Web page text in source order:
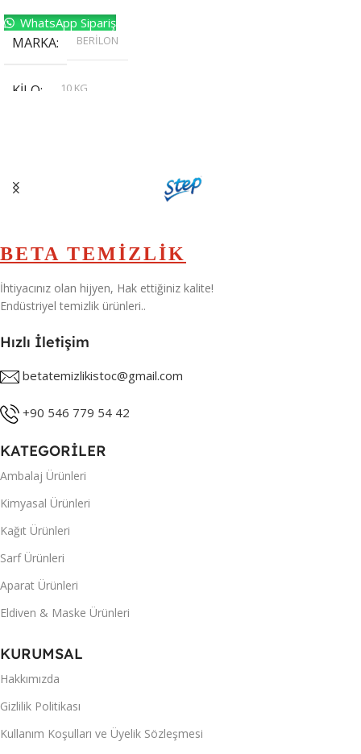
WhatsApp Sipariş
MARKA BERİLON
KILO
10 KG
BETA TEMİZLİK
İhtiyacınız olan hijyen, Hak ettiğiniz kalite!
Endüstriyel temizlik ürünleri..
Hızlı İletişim
betatemizlikistoc@gmail.com
+90 546 779 54 42
KATEGORİLER
Ambalaj Ürünleri
Kimyasal Ürünleri
Kağıt Ürünleri
Sarf Ürünleri
Aparat Ürünleri
Eldiven & Maske Ürünleri
KURUMSAL
Hakkımızda
Gizlilik Politikası
Kullanım Koşulları ve Üyelik Sözleşmesi